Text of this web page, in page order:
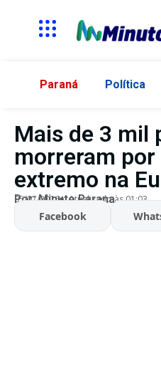
Paraná Política
Mais de 3 mil
morreram
extremo na
Por:Minuto Parana
05/07/2026 Atualizado às 01:03
Facebook